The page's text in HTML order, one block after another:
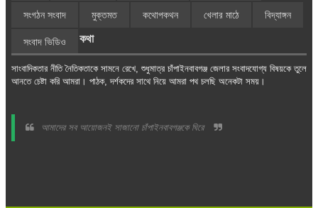
সংগঠন সংবাদ মুক্তমত কথোপকথন খেলার মাঠে বিদ্যাঙ্গন
সংবাদ ভিডিও কথা
সাংবাদিকতার নীতি নৈতিকতাকে সামনে রেখে, শুধুমাত্র চাঁপাইনবাবগঞ্জ জেলার সংবাদযোগ্য বিষয়কে তুলে
আনতে চেষ্টা করি আমরা। পাঠক, দর্শকদের সাথে নিয়ে আমরা পথ চলছি অনেকটা সময়।
আমাদের সব আয়োজনই সাজানো চাঁপাইনবাবগঞ্জকে ঘিরে